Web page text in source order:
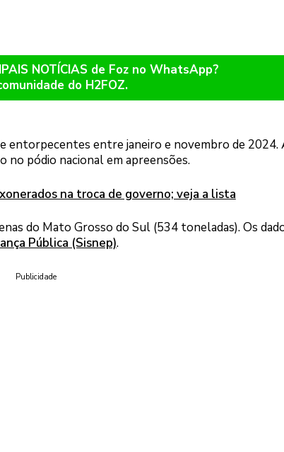
NOTÍCIAS de Foz no WhatsApp?
do H2FOZ.
entorpecentes entre janeiro e novembro de 2024.
pódio nacional em apreensões.
na troca de governo; veja a lista
do Mato Grosso do Sul (534 toneladas). Os
Pública (Sisnep).
Publicidade